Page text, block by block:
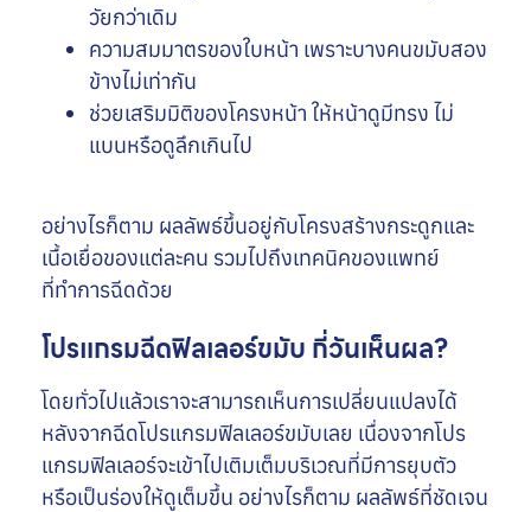
วัยกว่าเดิม
ความสมมาตรของใบหน้า เพราะบางคนขมับสอง
ข้างไม่เท่ากัน
ช่วยเสริมมิติของโครงหน้า ให้หน้าดูมีทรง ไม่
แบนหรือดูลึกเกินไป
อย่างไรก็ตาม ผลลัพธ์ขึ้นอยู่กับโครงสร้างกระดูกและ
เนื้อเยื่อของแต่ละคน รวมไปถึงเทคนิคของแพทย์
ที่ทำการฉีดด้วย
โปรแกรมฉีดฟิลเลอร์ขมับ กี่วันเห็นผล?
โดยทั่วไปแล้วเราจะสามารถเห็นการเปลี่ยนแปลงได้
หลังจากฉีดโปรแกรมฟิลเลอร์ขมับเลย เนื่องจากโปร
แกรมฟิลเลอร์จะเข้าไปเติมเต็มบริเวณที่มีการยุบตัว
หรือเป็นร่องให้ดูเต็มขึ้น อย่างไรก็ตาม ผลลัพธ์ที่ชัดเจน